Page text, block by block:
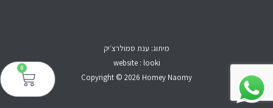
0
מיתוג: ענת סמולרצ׳יק
website : looki
Copyright © 2026 Homey Naomy